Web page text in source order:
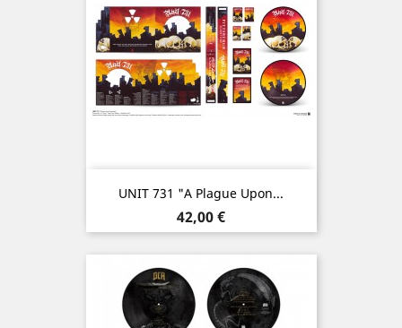
UNIT 731 "A Plague Upon...
Prix
42,00 €